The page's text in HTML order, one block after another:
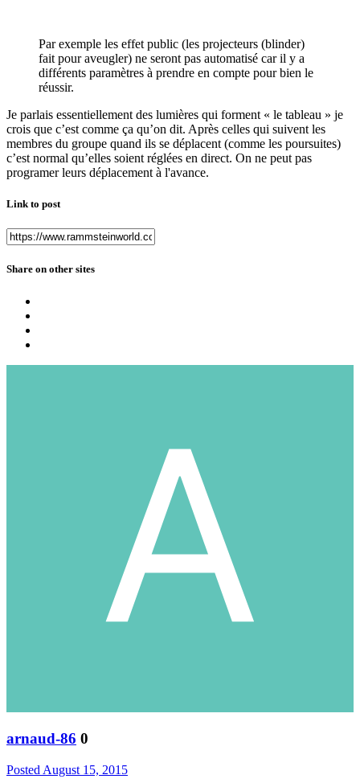
Par exemple les effet public (les projecteurs (blinder)
fait pour aveugler) ne seront pas automatisé car il y a
différents paramètres à prendre en compte pour bien le
réussir.
Je parlais essentiellement des lumières qui forment « le tableau » je
crois que c’est comme ça qu’on dit. Après celles qui suivent les
membres du groupe quand ils se déplacent (comme les poursuites)
c’est normal qu’elles soient réglées en direct. On ne peut pas
programer leurs déplacement à l'avance.
Link to post
Share on other sites
arnaud-86 0
Posted August 15, 2015